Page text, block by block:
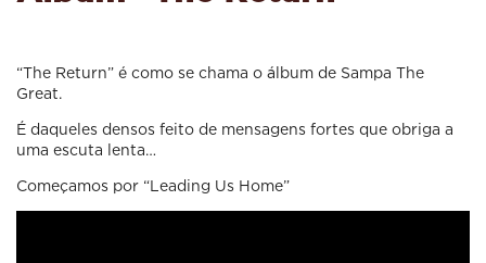
“The Return” é como se chama o álbum de Sampa The
Great.
É daqueles densos feito de mensagens fortes que obriga a
uma escuta lenta…
Começamos por “Leading Us Home”